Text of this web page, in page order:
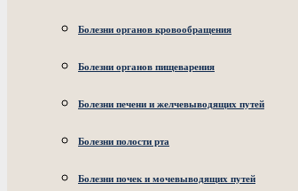
Болезни органов кровообращения
Болезни органов пищеварения
Болезни печени и желчевыводящих путей
Болезни полости рта
Болезни почек и мочевыводящих путей